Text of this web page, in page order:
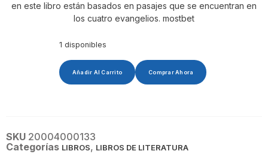
en este libro están basados en pasajes que se encuentran en
los cuatro evangelios. mostbet
1 disponibles
Añadir Al Carrito Comprar Ahora
SKU 20004000133
Categorías LIBROS, LIBROS DE LITERATURA